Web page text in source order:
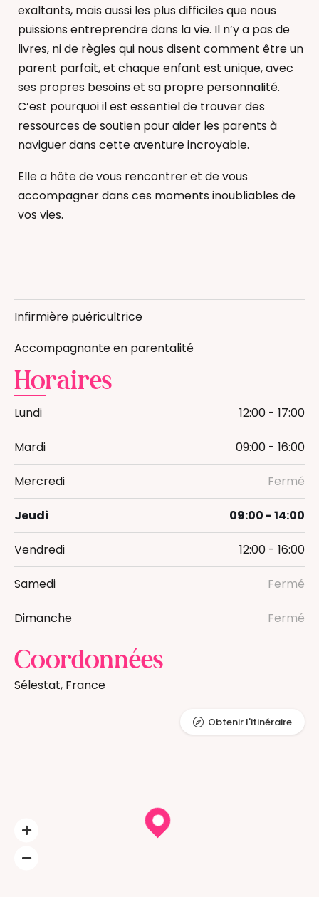
exaltants, mais aussi les plus difficiles que nous
puissions entreprendre dans la vie. Il n’y a pas de
livres, ni de règles qui nous disent comment être un
parent parfait, et chaque enfant est unique, avec
ses propres besoins et sa propre personnalité.
C’est pourquoi il est essentiel de trouver des
ressources de soutien pour aider les parents à
naviguer dans cette aventure incroyable.​
Elle a hâte de vous rencontrer et de vous
accompagner dans ces moments inoubliables de
vos vies.
Allaitement
Diversification alimentaire et DME
Massage bébé
Thérapeutique Bain Bébé
Infirmière Puéricultrice
Infirmière puéricultrice
Accompagnante en parentalité
Horaires
Lundi 12:00 - 17:00
Mardi 09:00 - 16:00
Mercredi Fermé
Jeudi 09:00 - 14:00
Vendredi 12:00 - 16:00
Samedi Fermé
Dimanche Fermé
Coordonnées
Sélestat, France
Obtenir l'itinéraire